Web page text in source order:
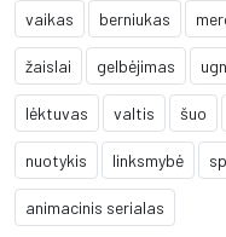
vaikas berniukas
žaislai gelbėjimas
lėktuvas valtis šuo
nuotykis linksmybė
animacinis serialas